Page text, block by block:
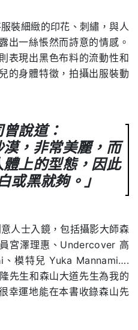
裝細緻的印花、刺繡，與人
出一絲悵然而詩意的情感。
表現出黑色布料的流動性和
的身體特徵，拍攝出服裝動
說道：
漠，非常美麗，而
上的型態，因此
或黑就夠。」
人士入鏡，包括攝影大師森
宮澤理惠、Undercover 高
模特兒 Yuka Mannami….
先生和森山大道先生為我的
幸運地能在本書收錄森山先